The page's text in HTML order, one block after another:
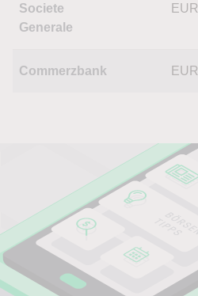
Societe
Generale
EUR
Commerzbank EUR